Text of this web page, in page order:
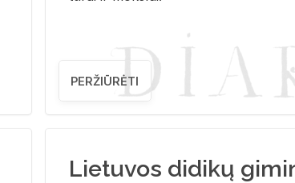
PERŽIŪRĖTI
Lietuvos didikų